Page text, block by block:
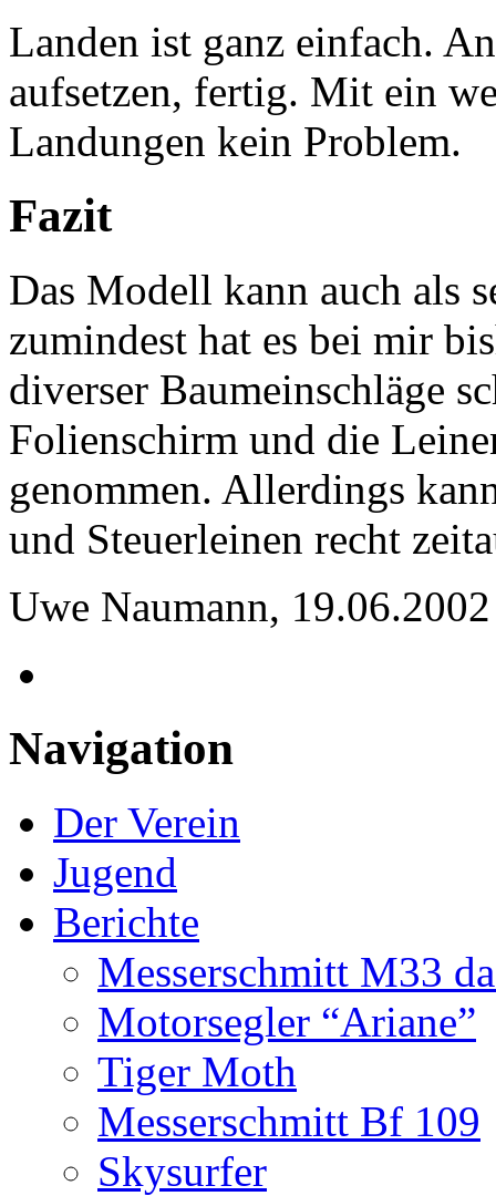
Landen ist ganz einfach.
aufsetzen, fertig. Mit ein
Landungen kein Problem.
Fazit
Das Modell kann auch als
zumindest hat es bei mir
diverser Baumeinschläge
Folienschirm und die
genommen. Allerdings
und Steuerleinen recht
Uwe Naumann, 19.06.2002
Navigation
Der Verein
Jugend
Berichte
Messerschmitt M33
Motorsegler “Ariane”
Tiger Moth
Messerschmitt Bf 109
Skysurfer